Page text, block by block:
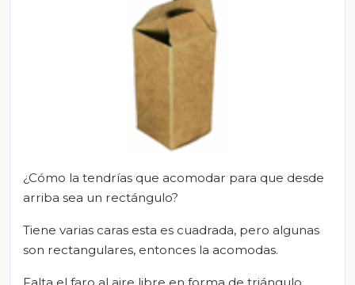
¿Cómo la tendrías que acomodar para que desde
arriba sea un rectángulo?
Tiene varias caras esta es cuadrada, pero algunas
son rectangulares, entonces la acomodas.